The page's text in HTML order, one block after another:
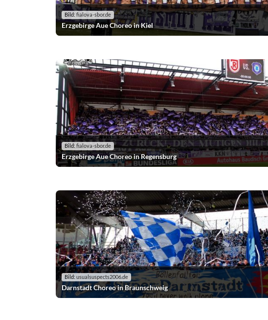
Bild: fialova-sbor.de
Erzgebirge Aue Choreo in Kiel
Bild: fialova-sbor.de
Erzgebirge Aue Choreo in Regensburg
Bild: usualsuspects2006.de
Darnstadt Choreo in Braunschweig